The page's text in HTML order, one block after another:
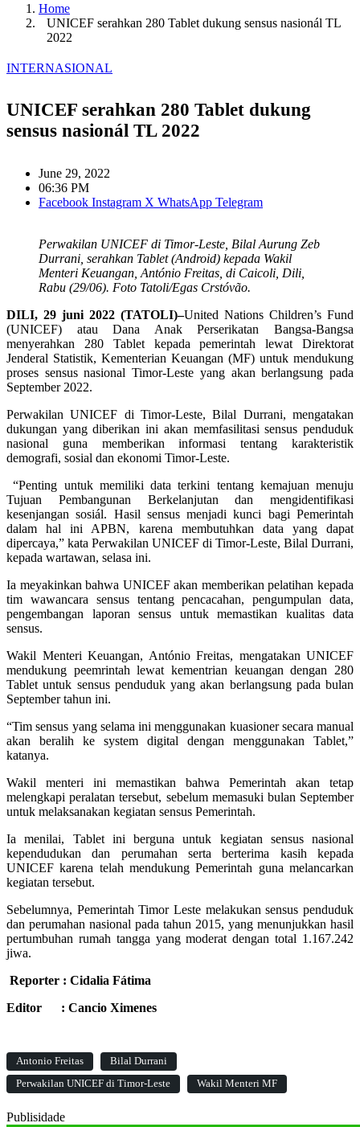
Home
UNICEF serahkan 280 Tablet dukung sensus nasionál TL
2022
INTERNASIONAL
UNICEF serahkan 280 Tablet dukung
sensus nasionál TL 2022
June 29, 2022
06:36 PM
Facebook Instagram X WhatsApp Telegram
Perwakilan UNICEF di Timor-Leste, Bilal Aurung Zeb
Durrani, serahkan Tablet (Android) kepada Wakil
Menteri Keuangan, António Freitas, di Caicoli, Dili,
Rabu (29/06). Foto Tatoli/Egas Crstóvão.
DILI, 29 juni 2022 (TATOLI)–United Nations Children’s Fund
(UNICEF) atau Dana AnakPerserikatan Bangsa-Bangsa
menyerahkan 280 Tablet kepada pemerintah lewat Direktorat
Jenderal Statistik, Kementerian Keuangan (MF) untuk mendukung
proses sensus nasional Timor-Leste yang akan berlangsung pada
September 2022.
Perwakilan UNICEF di Timor-Leste, Bilal Durrani, mengatakan
dukungan yang diberikan ini akan memfasilitasi sensus penduduk
nasional guna memberikan informasi tentang karakteristik
demografi, sosial dan ekonomi Timor-Leste.
“Penting untuk memiliki data terkini tentang kemajuan menuju
Tujuan Pembangunan Berkelanjutan dan mengidentifikasi
kesenjangan sosiál. Hasil sensus menjadi kunci bagi Pemerintah
dalam hal ini APBN, karena membutuhkan data yang dapat
dipercaya,” kata Perwakilan UNICEF di Timor-Leste, Bilal Durrani,
kepada wartawan, selasa ini.
Ia meyakinkan bahwa UNICEF akan memberikan pelatihan kepada
tim wawancara sensus tentang pencacahan, pengumpulan data,
pengembangan laporan sensus untuk memastikan kualitas data
sensus.
Wakil Menteri Keuangan, António Freitas, mengatakan UNICEF
mendukung peemrintah lewat kementrian keuangan dengan 280
Tablet untuk sensus penduduk yang akan berlangsung pada bulan
September tahun ini.
“Tim sensus yang selama ini menggunakan kuasioner secara manual
akan beralih ke system digital dengan menggunakan Tablet,”
katanya.
Wakil menteri ini memastikan bahwa Pemerintah akan tetap
melengkapi peralatan tersebut, sebelum memasuki bulan September
untuk melaksanakan kegiatan sensus Pemerintah.
Ia menilai, Tablet ini berguna untuk kegiatan sensus nasional
kependudukan dan perumahan serta berterima kasih kepada
UNICEF karena telah mendukung Pemerintah guna melancarkan
kegiatan tersebut.
Sebelumnya, Pemerintah Timor Leste melakukan sensus penduduk
dan perumahan nasional pada tahun 2015, yang menunjukkan hasil
pertumbuhan rumah tangga yang moderat dengan total 1.167.242
jiwa.
Reporter : Cidalia Fátima
Editor : Cancio Ximenes
Antonio Freitas
Bilal Durrani
Perwakilan UNICEF di Timor-Leste
Wakil Menteri MF
Publisidade